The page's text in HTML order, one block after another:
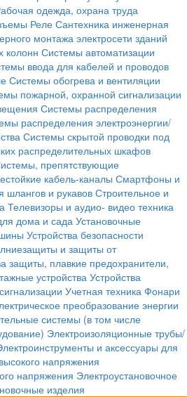
одежда, охрана труда
Реле Сантехника инженерная
монтажа электросети зданий
колонн Системы автоматизации
ввода для кабелей и проводов
Системы обогрева и вентиляции
пожарной, охранной сигнализации
Системы распределения
распределения электроэнергии/
Системы скрытой проводки под
распределительных шкафов
препятствующие
кабель-каналы Смартфоны и
шлангов и рукавов Строительное и
Телевизоры и аудио- видео техника
дома и сада Установочные
Устройства безопасности
и защиты от
защиты, плавкие предохранители,
устройства Устройства
Учетная техника Фонари
преобразование энергии
системы (в том числе
Электроизоляционные трубы/
и аксессуары для
напряжения
напряжения Электроустановочное
изделия